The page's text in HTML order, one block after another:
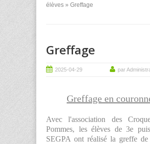
élèves » Greffage
Greffage
2025-04-29 par
Greffage en
Avec l'association des
Pommes, les élèves de 3e
SEGPA ont réalisé la greffe